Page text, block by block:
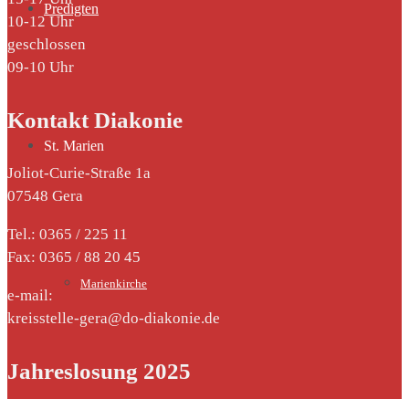
Predigten
St. Marien
Marienkirche
10-12 Uhr
geschlossen
09-10 Uhr
Kontakt Diakonie
Joliot-Curie-Straße 1a
07548 Gera
Tel.: 0365 / 225 11
Fax: 0365 / 88 20 45
e-mail:
kreisstelle-gera@do-diakonie.de
Jahreslosung 2025